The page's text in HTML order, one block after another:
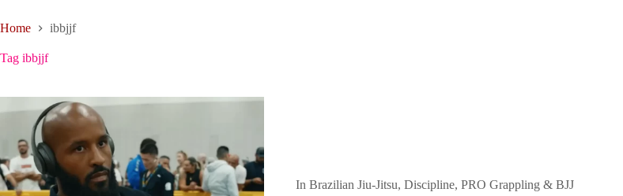
Home ibbjjf
Tag ibbjjf
In Brazilian Jiu-Jitsu,Discipline,PRO Grappling & BJJ